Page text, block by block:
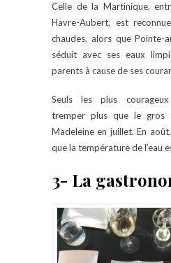
Celle de la Martinique,
Havre-Aubert, est
chaudes, alors que Pointe-
séduit avec ses eaux
parents à cause de ses
Seuls les plus
tremper plus que le
Madeleine en juillet. En
que la température de l’eau
3- La